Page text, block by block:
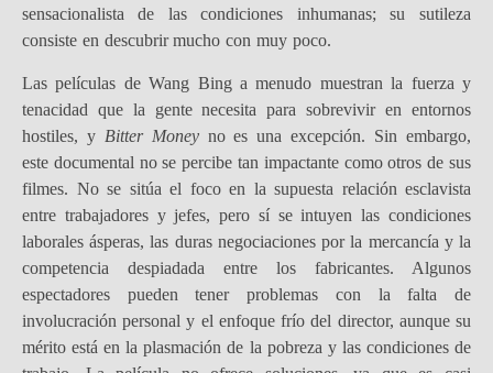
sensacionalista de las condiciones inhumanas; su sutileza
consiste en descubrir mucho con muy poco.
Las películas de Wang Bing a menudo muestran la fuerza y
tenacidad que la gente necesita para sobrevivir en entornos
hostiles, y Bitter Moneyno es una excepción. Sin embargo,
este documental no se percibe tan impactante como otros de sus
filmes. No se sitúa el foco en la supuesta relación esclavista
entre trabajadores y jefes, pero sí se intuyen las condiciones
laborales ásperas, las duras negociaciones por la mercancía y la
competencia despiadada entre los fabricantes. Algunos
espectadores pueden tener problemas con la falta de
involucración personal y el enfoque frío del director, aunque su
mérito está en la plasmación de la pobreza y las condiciones de